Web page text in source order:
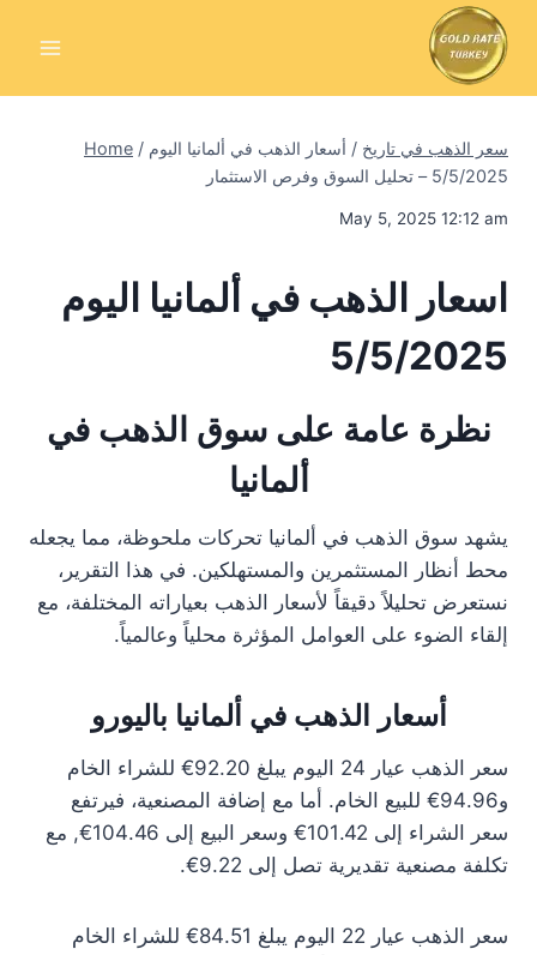
Home / سعر الذهب في تاريخ / أسعار الذهب في ألمانيا اليوم
5/5/2025 – تحليل السوق وفرص الاستثمار
May 5, 2025 12:12 am
اسعار الذهب في ألمانيا اليوم
5/5/2025
نظرة عامة على سوق الذهب في
ألمانيا
يشهد سوق الذهب في ألمانيا تحركات ملحوظة، مما يجعله
محط أنظار المستثمرين والمستهلكين. في هذا التقرير،
نستعرض تحليلاً دقيقاً لأسعار الذهب بعياراته المختلفة، مع
إلقاء الضوء على العوامل المؤثرة محلياً وعالمياً.
أسعار الذهب في ألمانيا باليورو
سعر الذهب عيار 24 اليوم يبلغ 92.20€ للشراء الخام
و94.96€ للبيع الخام. أما مع إضافة المصنعية، فيرتفع
سعر الشراء إلى 101.42€ وسعر البيع إلى 104.46€, مع
تكلفة مصنعية تقديرية تصل إلى 9.22€.
سعر الذهب عيار 22 اليوم يبلغ 84.51€ للشراء الخام